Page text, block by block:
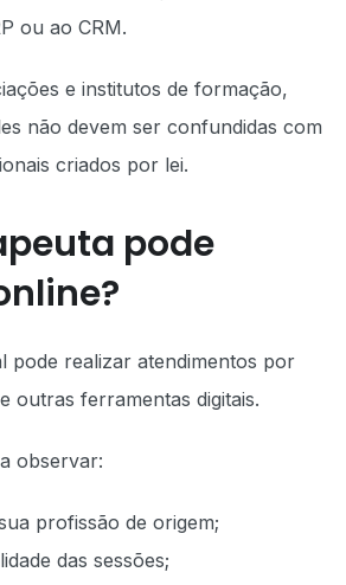
ou ao CRM.
e institutos de formação,
não devem ser confundidas com
criados por lei.
pode
pode realizar atendimentos por
outras ferramentas digitais.
observar:
profissão de origem;
das sessões;